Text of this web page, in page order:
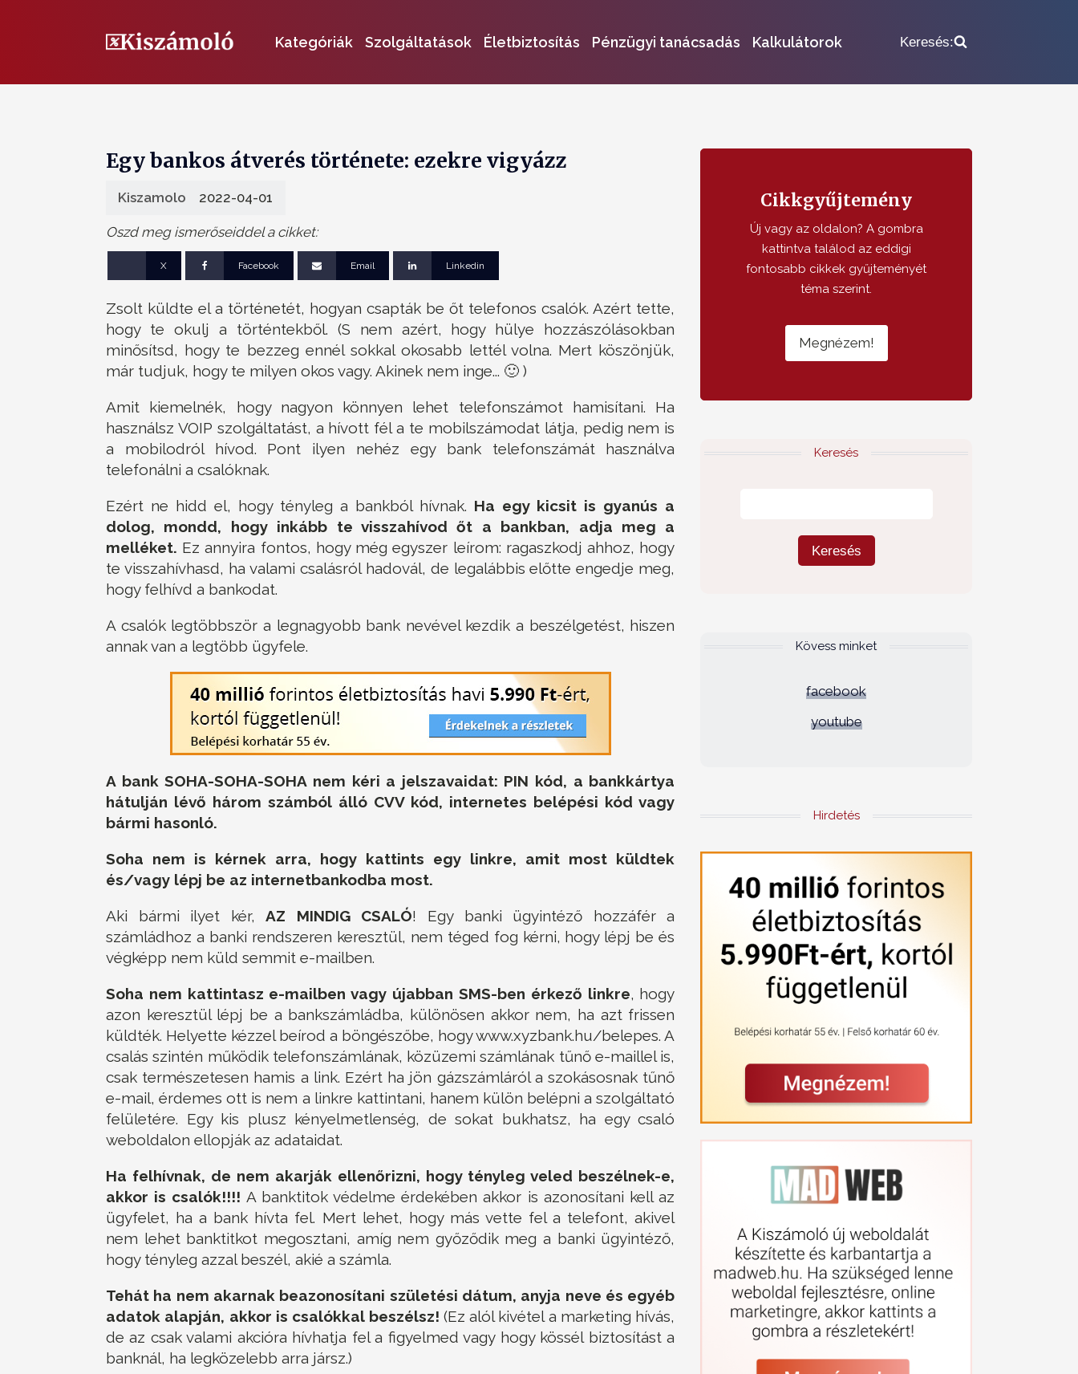
Kategóriák Szolgáltatások Életbiztosítás Pénzügyi tanácsadás Kalkulátorok Keresés:
Egy bankos átverés története: ezekre vigyázz
Kiszamolo 2022-04-01
Oszd meg ismerőseiddel a cikket:
X Facebook Email Linkedin
Zsolt küldte el a történetét, hogyan csapták be őt telefonos csalók. Azért tette,
hogy te okulj a történtekből. (S nem azért, hogy hülye hozzászólásokban
minősítsd, hogy te bezzeg ennél sokkal okosabb lettél volna. Mert köszönjük,
már tudjuk, hogy te milyen okos vagy. Akinek nem inge... 🙂 )
Amit kiemelnék, hogy nagyon könnyen lehet telefonszámot hamisítani. Ha
használsz VOIP szolgáltatást, a hívott fél a te mobilszámodat látja, pedig nem is
a mobilodról hívod. Pont ilyen nehéz egy bank telefonszámát használva
telefonálni a csalóknak.
Ezért ne hidd el, hogy tényleg a bankból hívnak. Ha egy kicsit is gyanús a
dolog, mondd, hogy inkább te visszahívod őt a bankban, adja meg a
melléket. Ez annyira fontos, hogy még egyszer leírom: ragaszkodj ahhoz, hogy
te visszahívhasd, ha valami csalásról hadovál, de legalábbis előtte engedje meg,
hogy felhívd a bankodat.
A csalók legtöbbször a legnagyobb bank nevével kezdik a beszélgetést, hiszen
annak van a legtöbb ügyfele.
A bank SOHA-SOHA-SOHA nem kéri a jelszavaidat: PIN kód, a bankkártya
hátulján lévő három számból álló CVV kód, internetes belépési kód vagy
bármi hasonló.
Soha nem is kérnek arra, hogy kattints egy linkre, amit most küldtek
és/vagy lépj be az internetbankodba most.
Aki bármi ilyet kér,AZ MINDIG CSALÓ! Egy banki ügyintéző hozzáfér a
számládhoz a banki rendszeren keresztül, nem téged fog kérni, hogy lépj be és
végképp nem küld semmit e-mailben.
Soha nem kattintasz e-mailben vagy újabban SMS-ben érkező linkre, hogy
azon keresztül lépj be a bankszámládba, különösen akkor nem, ha azt frissen
küldték. Helyette kézzel beírod a böngészőbe, hogy www.xyzbank.hu/belepes. A
csalás szintén működik telefonszámlának, közüzemi számlának tűnő e-maillel is,
csak természetesen hamis a link. Ezért ha jön gázszámláról a szokásosnak tűnő
e-mail, érdemes ott is nem a linkre kattintani, hanem külön belépni a szolgáltató
felületére. Egy kis plusz kényelmetlenség, de sokat bukhatsz, ha egy csaló
weboldalon ellopják az adataidat.
Ha felhívnak, de nem akarják ellenőrizni, hogy tényleg veled beszélnek-e,
akkor is csalók!!!! A banktitok védelme érdekében akkor is azonosítani kell az
ügyfelet, ha a bank hívta fel. Mert lehet, hogy más vette fel a telefont, akivel
nem lehet banktitkot megosztani, amíg nem győződik meg a banki ügyintéző,
hogy tényleg azzal beszél, akié a számla.
Tehát ha nem akarnak beazonosítani születési dátum, anyja neve és egyéb
adatok alapján, akkor is csalókkal beszélsz! (Ez alól kivétel a marketing hívás,
de az csak valami akcióra hívhatja fel a figyelmed vagy hogy kössél biztosítást a
banknál, ha legközelebb arra jársz.)
Cikkgyűjtemény
Új vagy az oldalon? A gombra
kattintva találod az eddigi
fontosabb cikkek gyűjteményét
téma szerint.
Megnézem!
Keresés
Kövess minket
facebook
youtube
Hirdetés